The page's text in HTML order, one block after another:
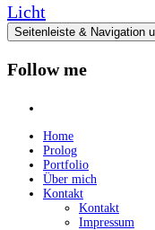
Seitenleiste & Navigation
Follow me
Home
Prolog
Portfolio
Über mich
Kontakt
Kontakt
Impressum